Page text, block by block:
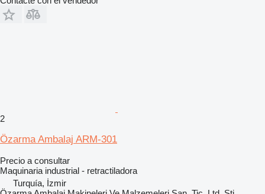
2
Özarma Ambalaj ARM-301
Precio a consultar
Maquinaria industrial - retractiladora
Turquía, İzmir